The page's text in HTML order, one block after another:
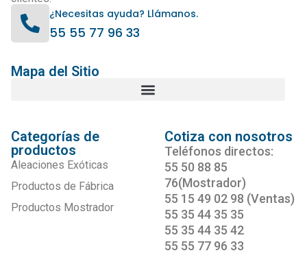
¿Necesitas ayuda? Llámanos.
55 55 77 96 33
Mapa del Sitio
Categorías de
productos
Aleaciones Exóticas
Productos de Fábrica
Productos Mostrador
Cotiza con nosotros
Teléfonos directos:
55 50 88 85
76(Mostrador)
55 15 49 02 98 (Ventas)
55 35 44 35 35
55 35 44 35 42
55 55 77 96 33